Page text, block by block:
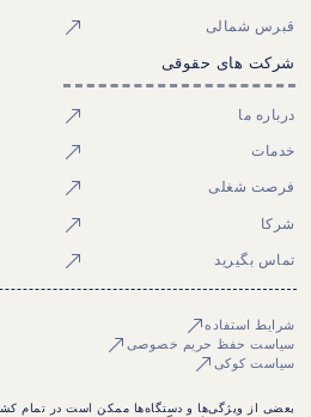
قبرس شمالی
شرکت های حقوقی
درباره ما
خدمات
فرصت شغلی
شرکا
تماس بگیرید
شرایط استفاده
سیاست حفظ حریم خصوصی
سیاست کوکی
بعضی از ویژگی‌ها و دستگاه‌ها ممکن است در تمام